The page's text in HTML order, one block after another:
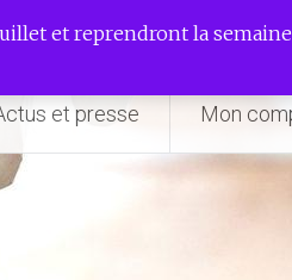
et reprendront la semaine
et presse Mon